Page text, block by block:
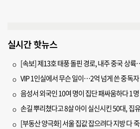
실시간 핫뉴스
[속보] 제13호 태풍 돌핀 경로, 내주 중국 상
VIP 1인실에서 무슨 일이…2억 넘게 쓴 중독
음성서 외국인 10여 명이 집단 패싸움하다 1
손길 뿌리쳤다고 8살 아이 실신시킨 50대, 집유
[부동산 양극화] 서울 집값 잡으려다 지방 다